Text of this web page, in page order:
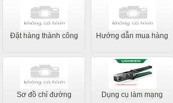
Đặt hàng thành công Hướng dẫn mua hàng
Sơ đồ chỉ đường Dụng cụ làm mạng